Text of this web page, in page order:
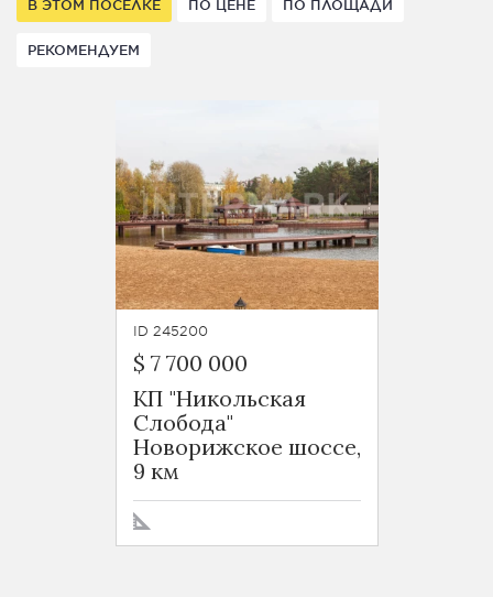
В ЭТОМ ПОСЁЛКЕ ПО ЦЕНЕ ПО ПЛОЩАДИ
РЕКОМЕНДУЕМ
ID 245200
$ 7 700 000
КП "Никольская
Слобода"
Новорижское шоссе,
9 км